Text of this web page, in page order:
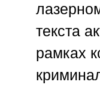
текста
рамках